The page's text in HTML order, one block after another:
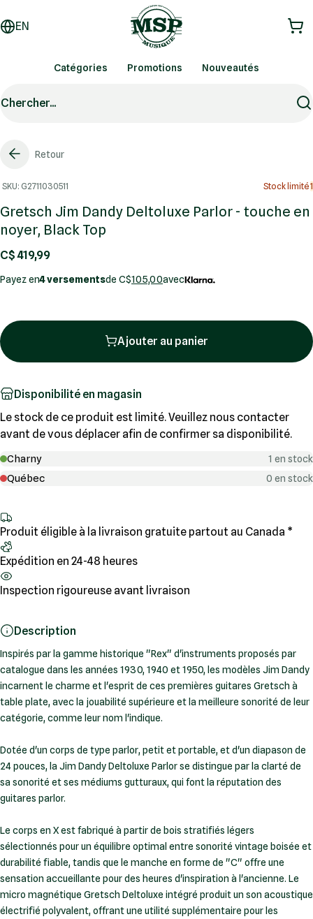
EN
Catégories Promotions Nouveautés
Chercher...
Retour
SKU: G2711030511 Stock limité1
Gretsch Jim Dandy Deltoluxe Parlor - touche en
noyer, Black Top
C$ 419,99
Payez en4 versementsde C$105,00avec
Ajouter au panier
Disponibilité en magasin
Le stock de ce produit est limité. Veuillez nous contacter
avant de vous déplacer afin de confirmer sa disponibilité.
Charny 1 en stock
Québec 0 en stock
Produit éligible à la livraison gratuite partout au Canada *
Expédition en 24-48 heures
Inspection rigoureuse avant livraison
Description
Inspirés par la gamme historique "Rex" d'instruments proposés par
catalogue dans les années 1930, 1940 et 1950, les modèles Jim Dandy
incarnent le charme et l'esprit de ces premières guitares Gretsch à
table plate, avec la jouabilité supérieure et la meilleure sonorité de leur
catégorie, comme leur nom l'indique.
Dotée d'un corps de type parlor, petit et portable, et d'un diapason de
24 pouces, la Jim Dandy Deltoluxe Parlor se distingue par la clarté de
sa sonorité et ses médiums gutturaux, qui font la réputation des
guitares parlor.
Le corps en X est fabriqué à partir de bois stratifiés légers
sélectionnés pour un équilibre optimal entre sonorité vintage boisée et
durabilité fiable, tandis que le manche en forme de "C" offre une
sensation accueillante pour des heures d'inspiration à l'ancienne. Le
micro magnétique Gretsch Deltoluxe intégré produit un son acoustique
électrifié polyvalent, offrant une utilité supplémentaire pour les